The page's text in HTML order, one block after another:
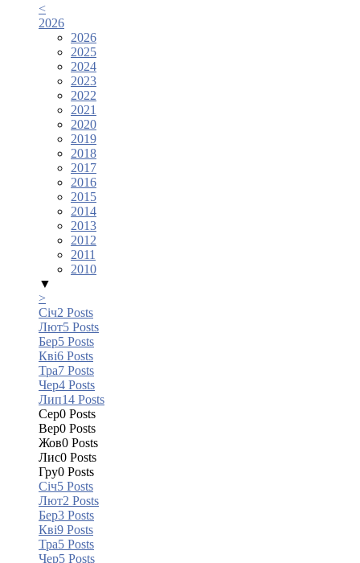
<
2026
2026
2025
2024
2023
2022
2021
2020
2019
2018
2017
2016
2015
2014
2013
2012
2011
2010
▼
>
Січ2 Posts
Лют5 Posts
Бер5 Posts
Кві6 Posts
Тра7 Posts
Чер4 Posts
Лип14 Posts
Сер0 Posts
Вер0 Posts
Жов0 Posts
Лис0 Posts
Гру0 Posts
Січ5 Posts
Лют2 Posts
Бер3 Posts
Кві9 Posts
Тра5 Posts
Чер5 Posts